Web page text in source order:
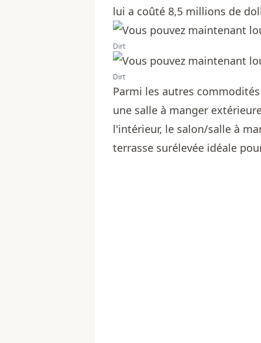
lui a coûté 8,5 millions de
Dirt
Dirt
Parmi les autres
une salle à manger
l'intérieur, le salon/salle à
terrasse surélevée idéale